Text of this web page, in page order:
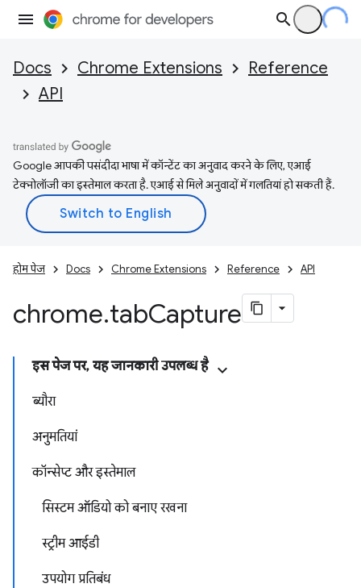
Docs Chrome Extensions
Reference
API
Google आपकी पसंदीदा भाषा में कॉन्टेंट का अनुवाद करने के लिए, एआई
टेक्नोलॉजी का इस्तेमाल करता है. एआई से मिले अनुवादों में गलतियां हो सकती हैं.
होम पेज Docs Chrome Extensions Reference API
chrome.tabCapture
इस पेज पर, यह जानकारी उपलब्ध है
ब्यौरा
अनुमतियां
कॉन्सेप्ट और इस्तेमाल
सिस्टम ऑडियो को बनाए रखना
स्ट्रीम आईडी
उपयोग प्रतिबंध